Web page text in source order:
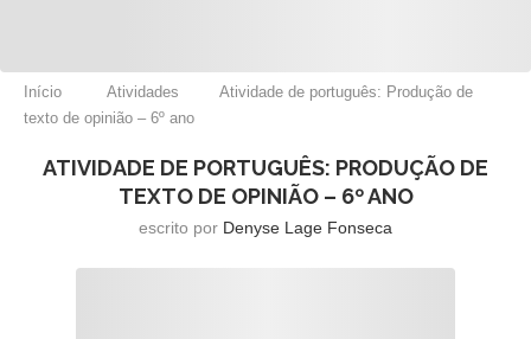
Início Atividades
Atividade de português: Produção de
texto de opinião – 6º ano
ATIVIDADE DE PORTUGUÊS: PRODUÇÃO DE
TEXTO DE OPINIÃO – 6º ANO
escrito por Denyse Lage Fonseca